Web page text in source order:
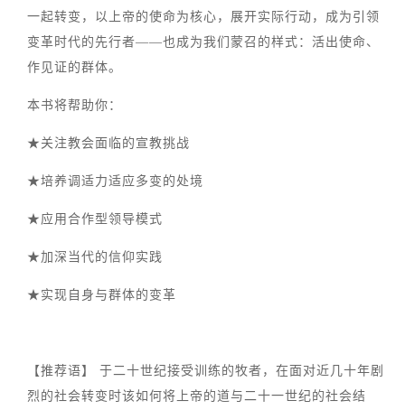
一起转变，以上帝的使命为核心，展开实际行动，成为引领
变革时代的先行者——也成为我们蒙召的样式：活出使命、
作见证的群体。
本书将帮助你：
★关注教会面临的宣教挑战
★培养调适力适应多变的处境
★应用合作型领导模式
★加深当代的信仰实践
★实现自身与群体的变革
【推荐语】 于二十世纪接受训练的牧者，在面对近几十年剧
烈的社会转变时该如何将上帝的道与二十一世纪的社会结